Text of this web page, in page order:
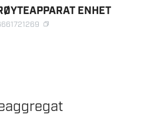
ENHET